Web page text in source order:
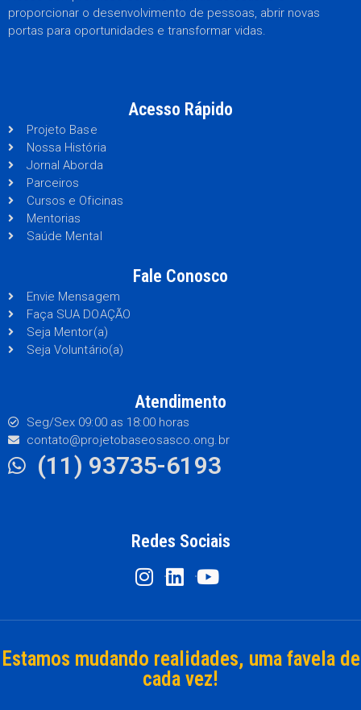
proporcionar o desenvolvimento de pessoas, abrir novas
portas para oportunidades e transformar vidas.
Acesso Rápido
Projeto Base
Nossa História
Jornal Aborda
Parceiros
Cursos e Oficinas
Mentorias
Saúde Mental
Fale Conosco
Envie Mensagem
Faça SUA DOAÇÃO
Seja Mentor(a)
Seja Voluntário(a)
Atendimento
Seg/Sex 09:00 as 18:00 horas
contato@projetobaseosasco.ong.br
(11) 93735-6193
Redes Sociais
Estamos mudando realidades, uma favela de
cada vez!